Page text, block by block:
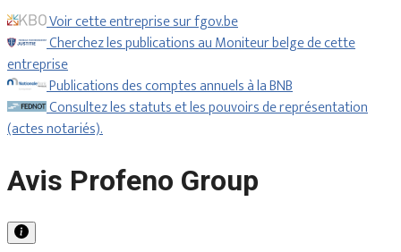
Voir cette entreprise sur fgov.be
Cherchez les publications au Moniteur belge de cette
entreprise
Publications des comptes annuels à la BNB
Consultez les statuts et les pouvoirs de représentation
(actes notariés).
Avis Profeno Group